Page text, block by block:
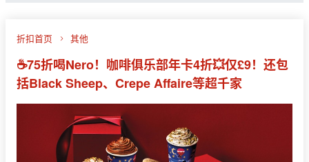
折扣首页 其他
☕️75折喝Nero！咖啡俱乐部年卡4折💥仅£9！还包
括Black Sheep、Crepe Affaire等超千家